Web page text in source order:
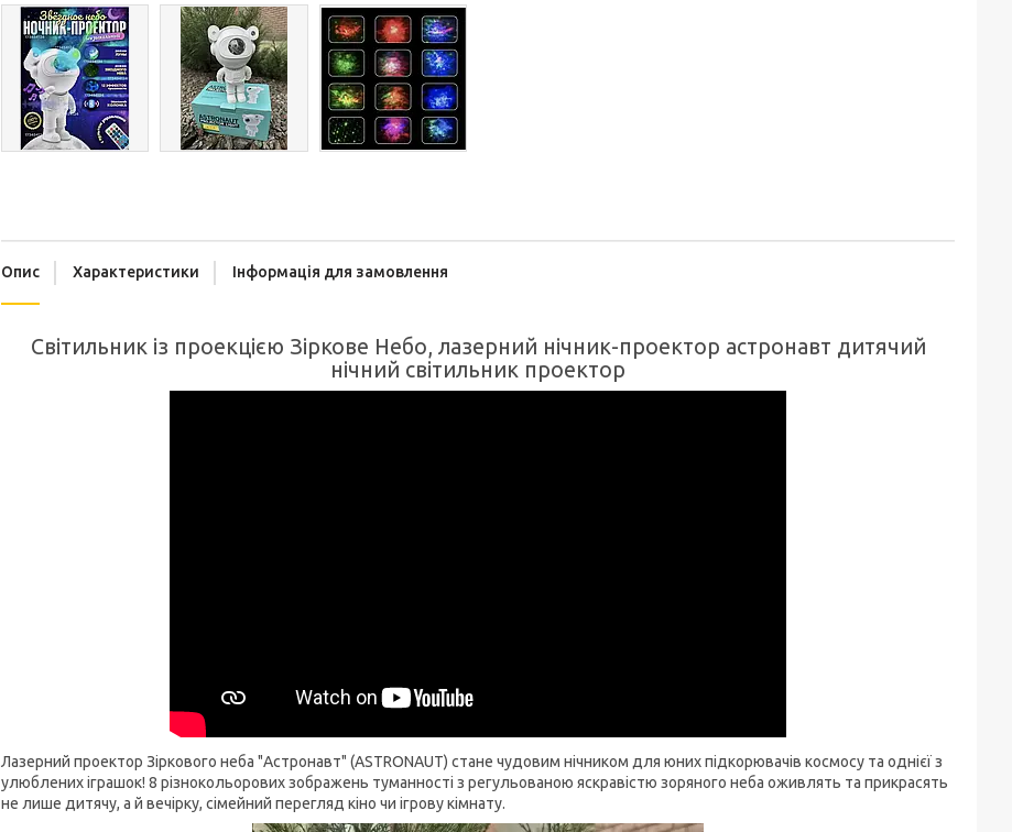
Опис Характеристики Інформація для замовлення
Світильник із проекцією Зіркове Небо, лазерний нічник-проектор астронавт дитячий
нічний світильник проектор
Лазерний проектор Зіркового неба "Астронавт" (ASTRONAUT) стане чудовим нічником для юних підкорювачів космосу та однієї з
улюблених іграшок! 8 різнокольорових зображень туманності з регульованою яскравістю зоряного неба оживлять та прикрасять
не лише дитячу, а й вечірку, сімейний перегляд кіно чи ігрову кімнату.